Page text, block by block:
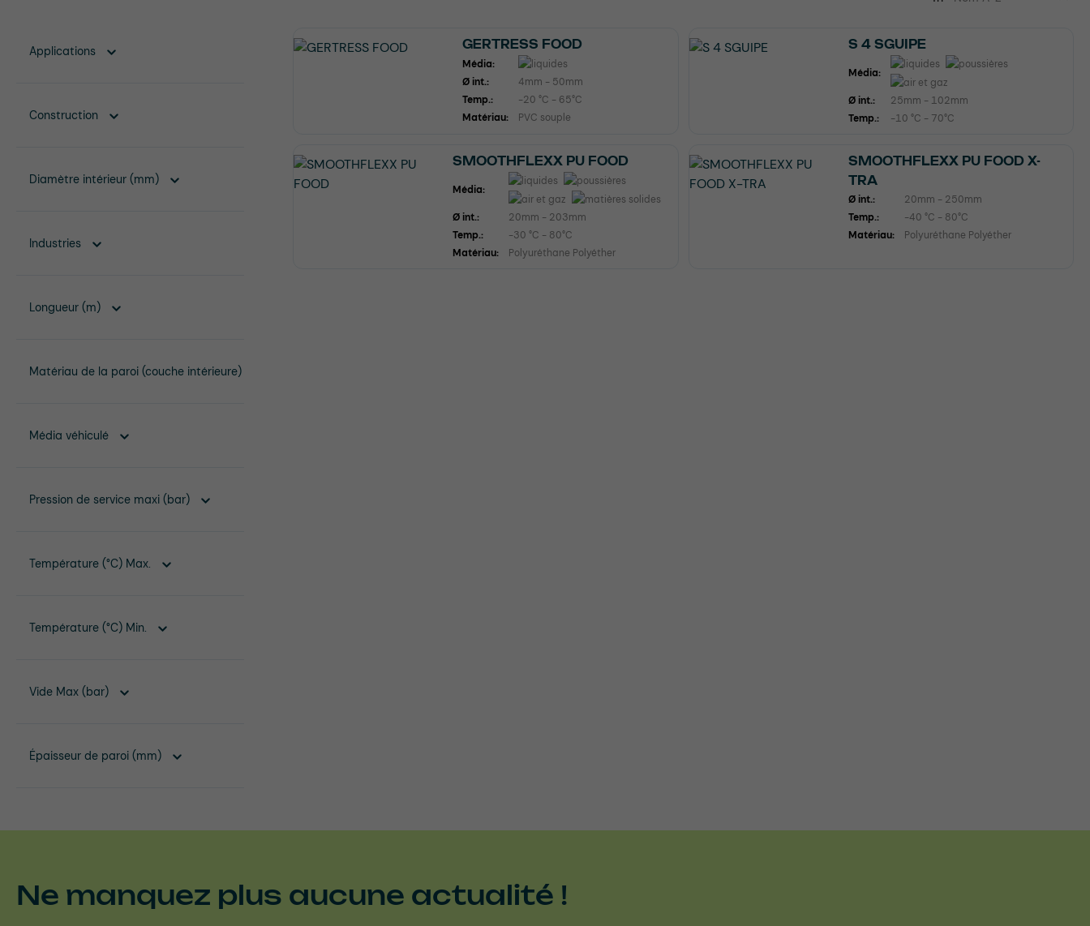
Applications
Construction
Diamètre intérieur (mm)
Industries
Longueur (m)
Matériau de la paroi (couche intérieure)
Média véhiculé
Pression de service maxi (bar)
Température (°C) Max.
Température (°C) Min.
Vide Max (bar)
Épaisseur de paroi (mm)
GERTRESS FOOD
Média:
Ø int.:
4mm - 50mm
Temp.:
-20 °C - 65°C
Matériau:
PVC souple
S 4 SGUIPE
Média:
Ø int.:
25mm - 102mm
Temp.:
-10 °C - 70°C
SMOOTHFLEXX PU FOOD
Média:
Ø int.:
20mm - 203mm
Temp.:
-30 °C - 80°C
Matériau:
Polyuréthane Polyéther
SMOOTHFLEXX PU FOOD X-
TRA
Ø int.:
20mm - 250mm
Temp.:
-40 °C - 80°C
Matériau:
Polyuréthane Polyéther
Ne manquez plus aucune actualité !